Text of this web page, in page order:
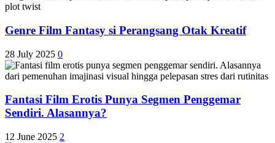
Genre Film Fantasy si Perangsang Otak Kreatif
28 July 2025 0
Fantasi Film Erotis Punya Segmen Penggemar
Sendiri. Alasannya?
12 June 2025 2